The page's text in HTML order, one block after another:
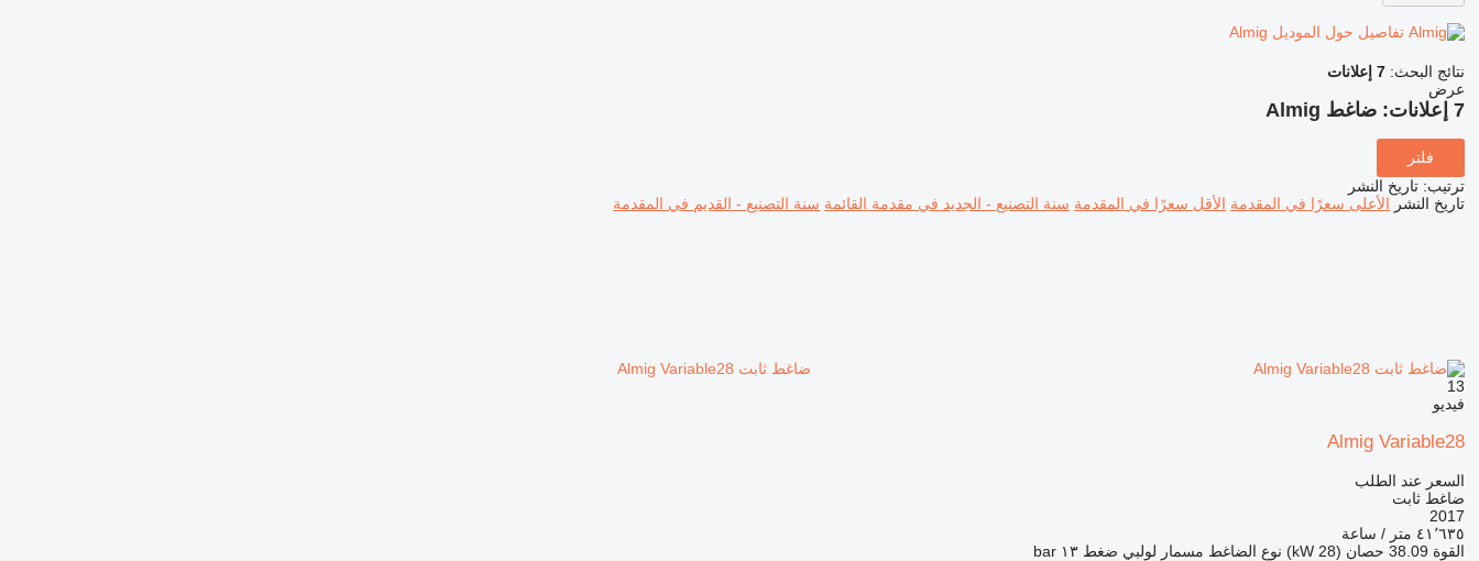
تفاصيل حول الموديل Almig
نتائج البحث: 7 إعلانات
عرض
7 إعلانات: ضاغط Almig
فلتر
ترتيب: تاريخ النشر
تاريخ النشر الأعلى سعرًا في المقدمة الأقل سعرًا في المقدمة سنة التصنيع - الجديد في مقدمة القائمة سنة التصنيع - القديم في المقدمة
ضاغط ثابت Almig Variable28
13
فيديو
Almig Variable28
السعر عند الطلب
ضاغط ثابت
2017
٤١٬٦٣٥ متر / ساعة
القوة 38.09 حصان (28 kW) نوع الضاغط مسمار لولبي ضغط ١٣ bar